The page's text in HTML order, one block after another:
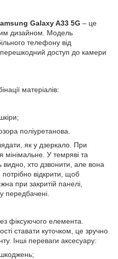
Galaxy A33 5G – це
дизайном. Модель
телефону від
доступ до камери
матеріалів:
поліуретанова.
як у дзеркало. При
мінімальне. У темряві та
видно, хто дзвонити, але вона
потрібно відкрити, щоб
при закритій панелі,
передбачені.
фіксуючого елемента.
ставати куточком, це зручно
Інші переваги аксесуару: